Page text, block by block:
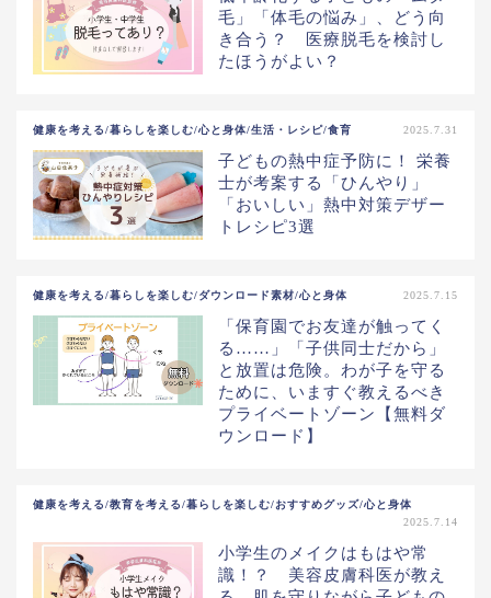
毛」「体毛の悩み」、どう向
き合う？ 医療脱毛を検討し
たほうがよい？
健康を考える/暮らしを楽しむ/心と身体/生活・レシピ/食育 2025.7.31
子どもの熱中症予防に！ 栄養
士が考案する「ひんやり」
「おいしい」熱中対策デザー
トレシピ3選
健康を考える/暮らしを楽しむ/ダウンロード素材/心と身体 2025.7.15
「保育園でお友達が触ってく
る……」「子供同士だから」
と放置は危険。わが子を守る
ために、いますぐ教えるべき
プライベートゾーン【無料ダ
ウンロード】
健康を考える/教育を考える/暮らしを楽しむ/おすすめグッズ/心と身体
2025.7.14
小学生のメイクはもはや常
識！？ 美容皮膚科医が教え